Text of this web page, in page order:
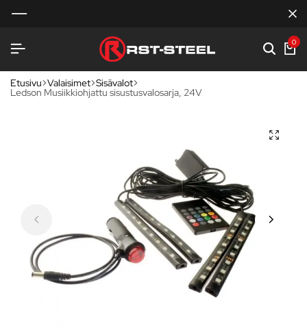
0
Etusivu Valaisimet Sisävalot
Ledson Musiikkiohjattu sisustusvalosarja, 24V